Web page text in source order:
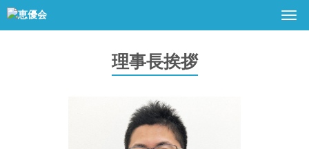
理事長挨拶